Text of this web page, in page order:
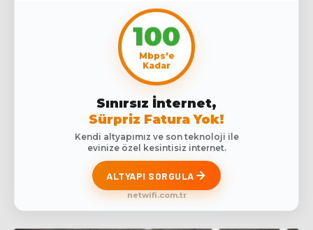
100
Mbps'e
Kadar
Sınırsız İnternet,
Sürpriz Fatura Yok!
Kendi altyapımız ve son teknoloji ile
evinize özel kesintisiz internet.
ALTYAPI SORGULA
netwifi.com.tr